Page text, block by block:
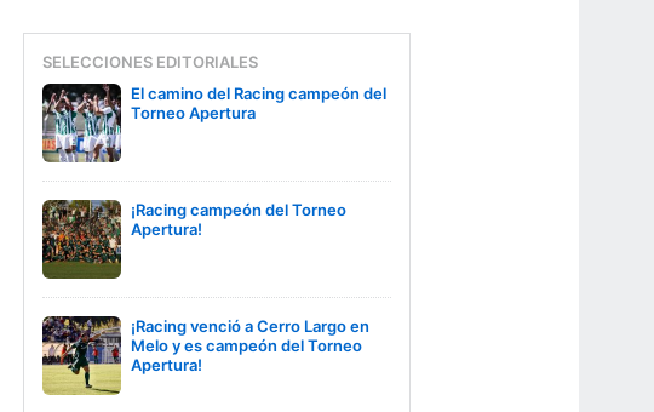
SELECCIONES EDITORIALES
El camino del Racing campeón del
Torneo Apertura
¡Racing campeón del Torneo
Apertura!
¡Racing venció a Cerro Largo en
Melo y es campeón del Torneo
Apertura!